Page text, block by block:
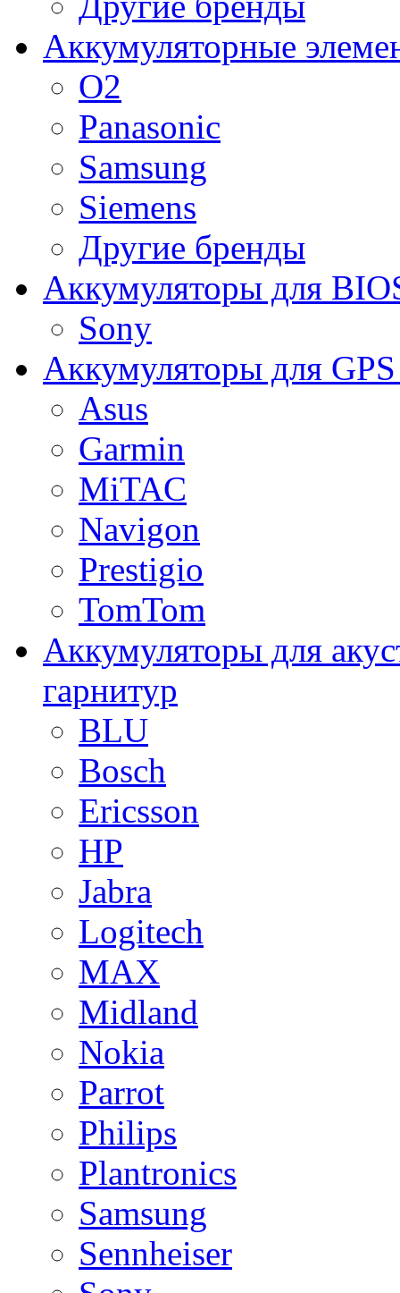
Аккумуляторные
O2
Panasonic
Samsung
Siemens
Другие бренды
Аккумуляторы для
Sony
Аккумуляторы для GPS
Asus
Garmin
MiTAC
Navigon
Prestigio
TomTom
Аккумуляторы для
гарнитур
BLU
Bosch
Ericsson
HP
Jabra
Logitech
MAX
Midland
Nokia
Parrot
Philips
Plantronics
Samsung
Sennheiser